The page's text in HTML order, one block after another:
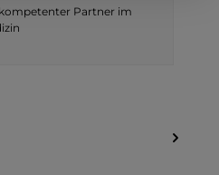
Partner im